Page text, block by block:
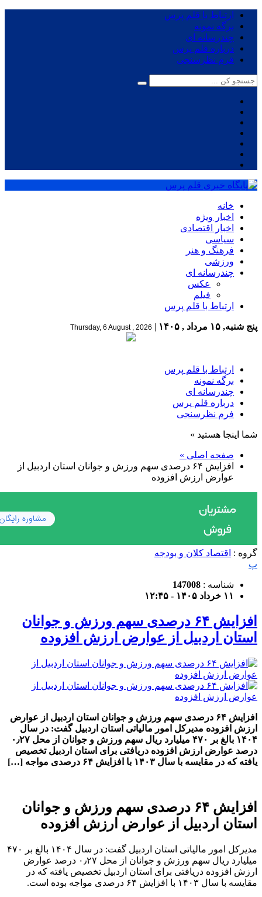
ارتباط با قلم پرس
برگه نمونه
چندرسانه ای
درباره قلم پرس
فرم نظرسنجی
خانه
اخبار ویژه
اخبار اقتصادی
سیاسی
فرهنگ و هنر
ورزشی
چندرسانه ای
عکس
فیلم
ارتباط با قلم پرس
پنج شنبه, ۱۵ مرداد , ۱۴۰۵ |
Thursday, 6 August , 2026
ارتباط با قلم پرس
برگه نمونه
چندرسانه ای
درباره قلم پرس
فرم نظرسنجی
شما اینجا هستید »
صفحه اصلی »
افزایش ۶۴ درصدی سهم ورزش و جوانان استان اردبیل از
عوارض ارزش افزوده
گروه : اقتصاد کلان و بودجه
پ
شناسه : 147008
۱۱ خرداد ۱۴۰۵ - ۱۲:۴۵
افزایش ۶۴ درصدی سهم ورزش و جوانان
استان اردبیل از عوارض ارزش افزوده
افزایش ۶۴ درصدی سهم ورزش و جوانان استان اردبیل از عوارض
ارزش افزوده مدیرکل امور مالیاتی استان اردبیل گفت: در سال
۱۴۰۴ بالغ ‌بر ۴۷۰ میلیارد ریال سهم ورزش و جوانان از محل ۰٫۲۷
درصد عوارض ارزش افزوده دریافتی برای استان اردبیل تخصیص
یافته که در مقایسه با سال ۱۴۰۳ با افزایش ۶۴ درصدی مواجه […]
افزایش ۶۴ درصدی سهم ورزش و جوانان
استان اردبیل از عوارض ارزش افزوده
مدیرکل امور مالیاتی استان اردبیل گفت: در سال ۱۴۰۴ بالغ ‌بر ۴۷۰
میلیارد ریال سهم ورزش و جوانان از محل ۰٫۲۷ درصد عوارض
ارزش افزوده دریافتی برای استان اردبیل تخصیص یافته که در
مقایسه با سال ۱۴۰۳ با افزایش ۶۴ درصدی مواجه بوده است.